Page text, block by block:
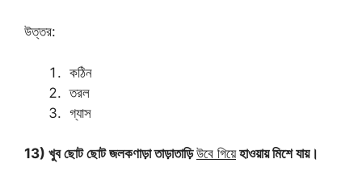
উত্তর:
কঠিন
তরল
গ্যাস
13) খুব ছোট ছোট জলকণাড়া তাড়াতাড়িউবে গিয়েহাওয়ায় মিশে যায়।